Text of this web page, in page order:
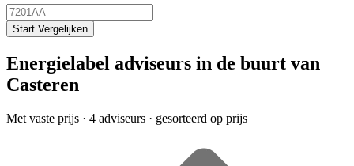
Start Vergelijken
Energielabel adviseurs in de buurt van
Casteren
Met vaste prijs · 4 adviseurs · gesorteerd op prijs